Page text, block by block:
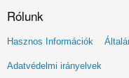
Rólunk
Lábléc
menü
Hasznos Információk
Adatvédelmi irányelvek